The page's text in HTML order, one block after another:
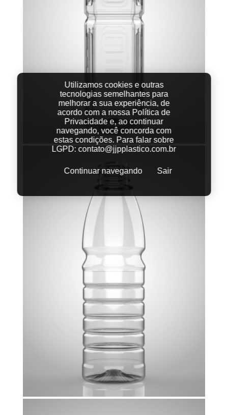
Utilizamos cookies e outras
tecnologias semelhantes para
melhorar a sua experiência, de
acordo com a nossa Política de
Privacidade e, ao continuar
navegando, você concorda com
estas condições. Para falar sobre
LGPD:contato@jjpplastico.com.br
Continuar navegando Sair